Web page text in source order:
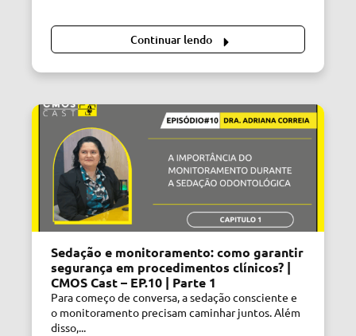
Continuar lendo
Sedação e monitoramento: como garantir
segurança em procedimentos clínicos? |
CMOS Cast – EP.10 | Parte 1
Para começo de conversa, a sedação consciente e
o monitoramento precisam caminhar juntos. Além
disso,...